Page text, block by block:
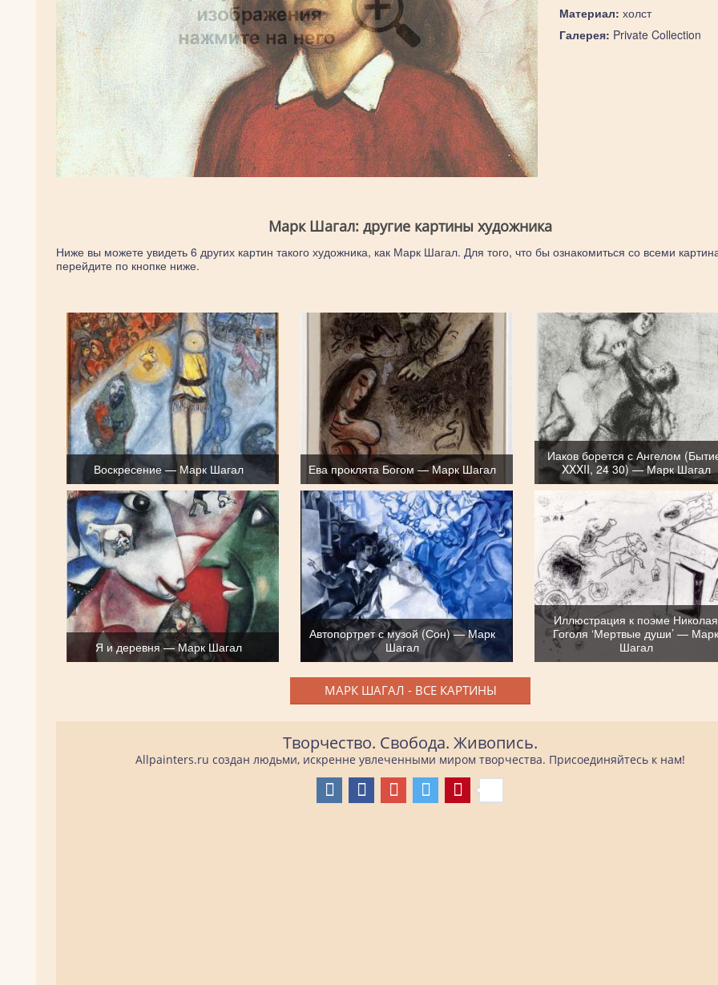
Материал: холст
Галерея: Private Collection
Марк Шагал: другие картины художника
Ниже вы можете увидеть 6 других картин такого художника, как Марк Шагал. Для того, что бы ознакомиться со всеми
перейдите по кнопке ниже.
Воскресение — Марк Шагал Ева проклята Богом — Марк Шагал
Иаков борется с Ангелом
XXXII, 24 30) — Марк Шагал
Я и деревня — Марк Шагал
Автопортрет с музой (Сон) — Марк
Шагал
Иллюстрация к поэме Николая
Гоголя ‘Мертвые души’ —
Шагал
МАРК ШАГАЛ - ВСЕ КАРТИНЫ
Творчество. Свобода. Живопись.
Allpainters.ru создан людьми, искренне увлеченными миром творчества. Присоединяйтесь к нам!